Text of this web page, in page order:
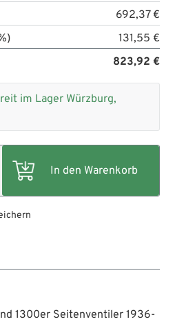
692,37 €
131,55 €
823,92 €
im Lager Würzburg,
1300er Seitenventiler 1936-